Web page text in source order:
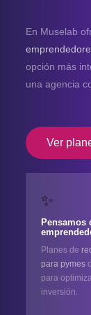
En Muselab
opción más
una agencia
Ver
✨
Pensamos
Planes de
para pymes
para
inversión.